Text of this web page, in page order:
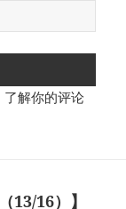
了解你的评论
13/16）】